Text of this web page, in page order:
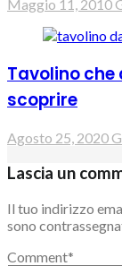
Maggio 11, 2010
Tavolino
scoprire
Agosto 25, 2020
Lascia un
Il tuo indirizzo
sono
Comment*